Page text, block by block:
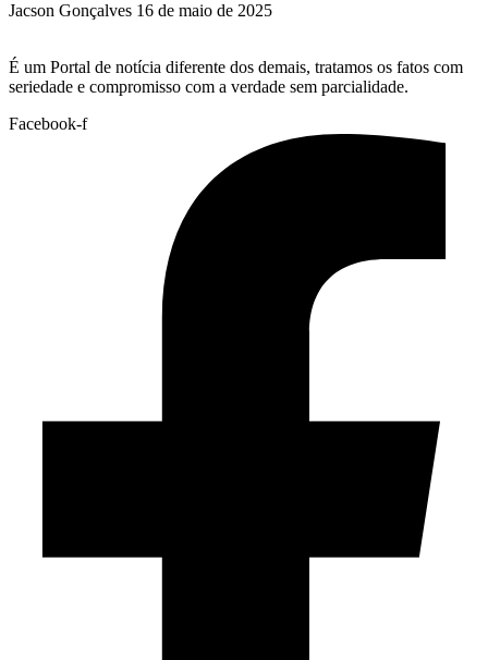
Jacson Gonçalves 16 de maio de 2025
É um Portal de notícia diferente dos demais, tratamos os fatos com
seriedade e compromisso com a verdade sem parcialidade.
Facebook-f